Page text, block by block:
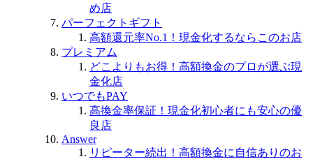
め店
パーフェクトギフト
高額還元率No.1！現金化するならこのお店
プレミアム
どこよりもお得！高額換金のプロが選ぶ現
金化店
いつでもPAY
高換金率保証！現金化初心者にも安心の優
良店
Answer
リピーター続出！高額換金に自信ありのお